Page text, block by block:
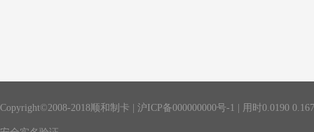
Copyright©2008-2018顺和制卡 | 沪ICP备000000000号-1 | 用时0.0190 0.167